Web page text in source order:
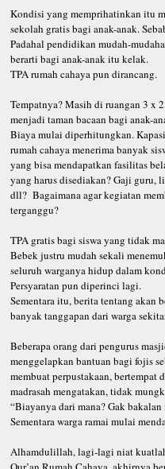
Kondisi yang memprihatinkan itu
sekolah gratis bagi anak-anak.
Padahal pendidikan mudah-
berarti bagi anak-anak itu kelak.
TPA rumah cahaya pun dirancang.
Tempatnya? Masih di ruangan 3 x
menjadi taman bacaan bagi anak-
Biaya mulai diperhitungkan.
rumah cahaya menerima banyak
yang bisa mendapatkan fasilitas
yang harus disediakan? Gaji guru,
dll? Bagaimana agar kegiatan
terganggu?
TPA gratis bagi siswa yang tidak
Bebek justru mudah sekali
seluruh warganya hidup dalam
Persyaratan pun diperinci lagi.
Sementara itu, berita tentang akan
banyak tanggapan dari warga
Beberapa orang dari pengurus
menggelapkan bantuan bagi fojis
membuat perpustakaan, bertempat
madrasah mengatakan, tidak
“Biayanya dari mana? Gak
Sementara warga ramai mulai
Alhamdulillah, lagi-lagi niat